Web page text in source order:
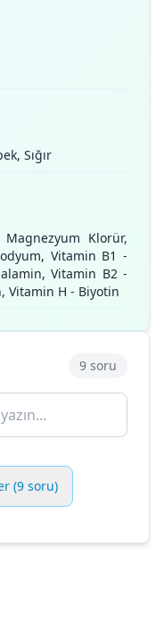
Sığır
Klorür,
Vitamin B1 -
Vitamin B2 -
Vitamin H - Biyotin
9 soru
(9 soru)